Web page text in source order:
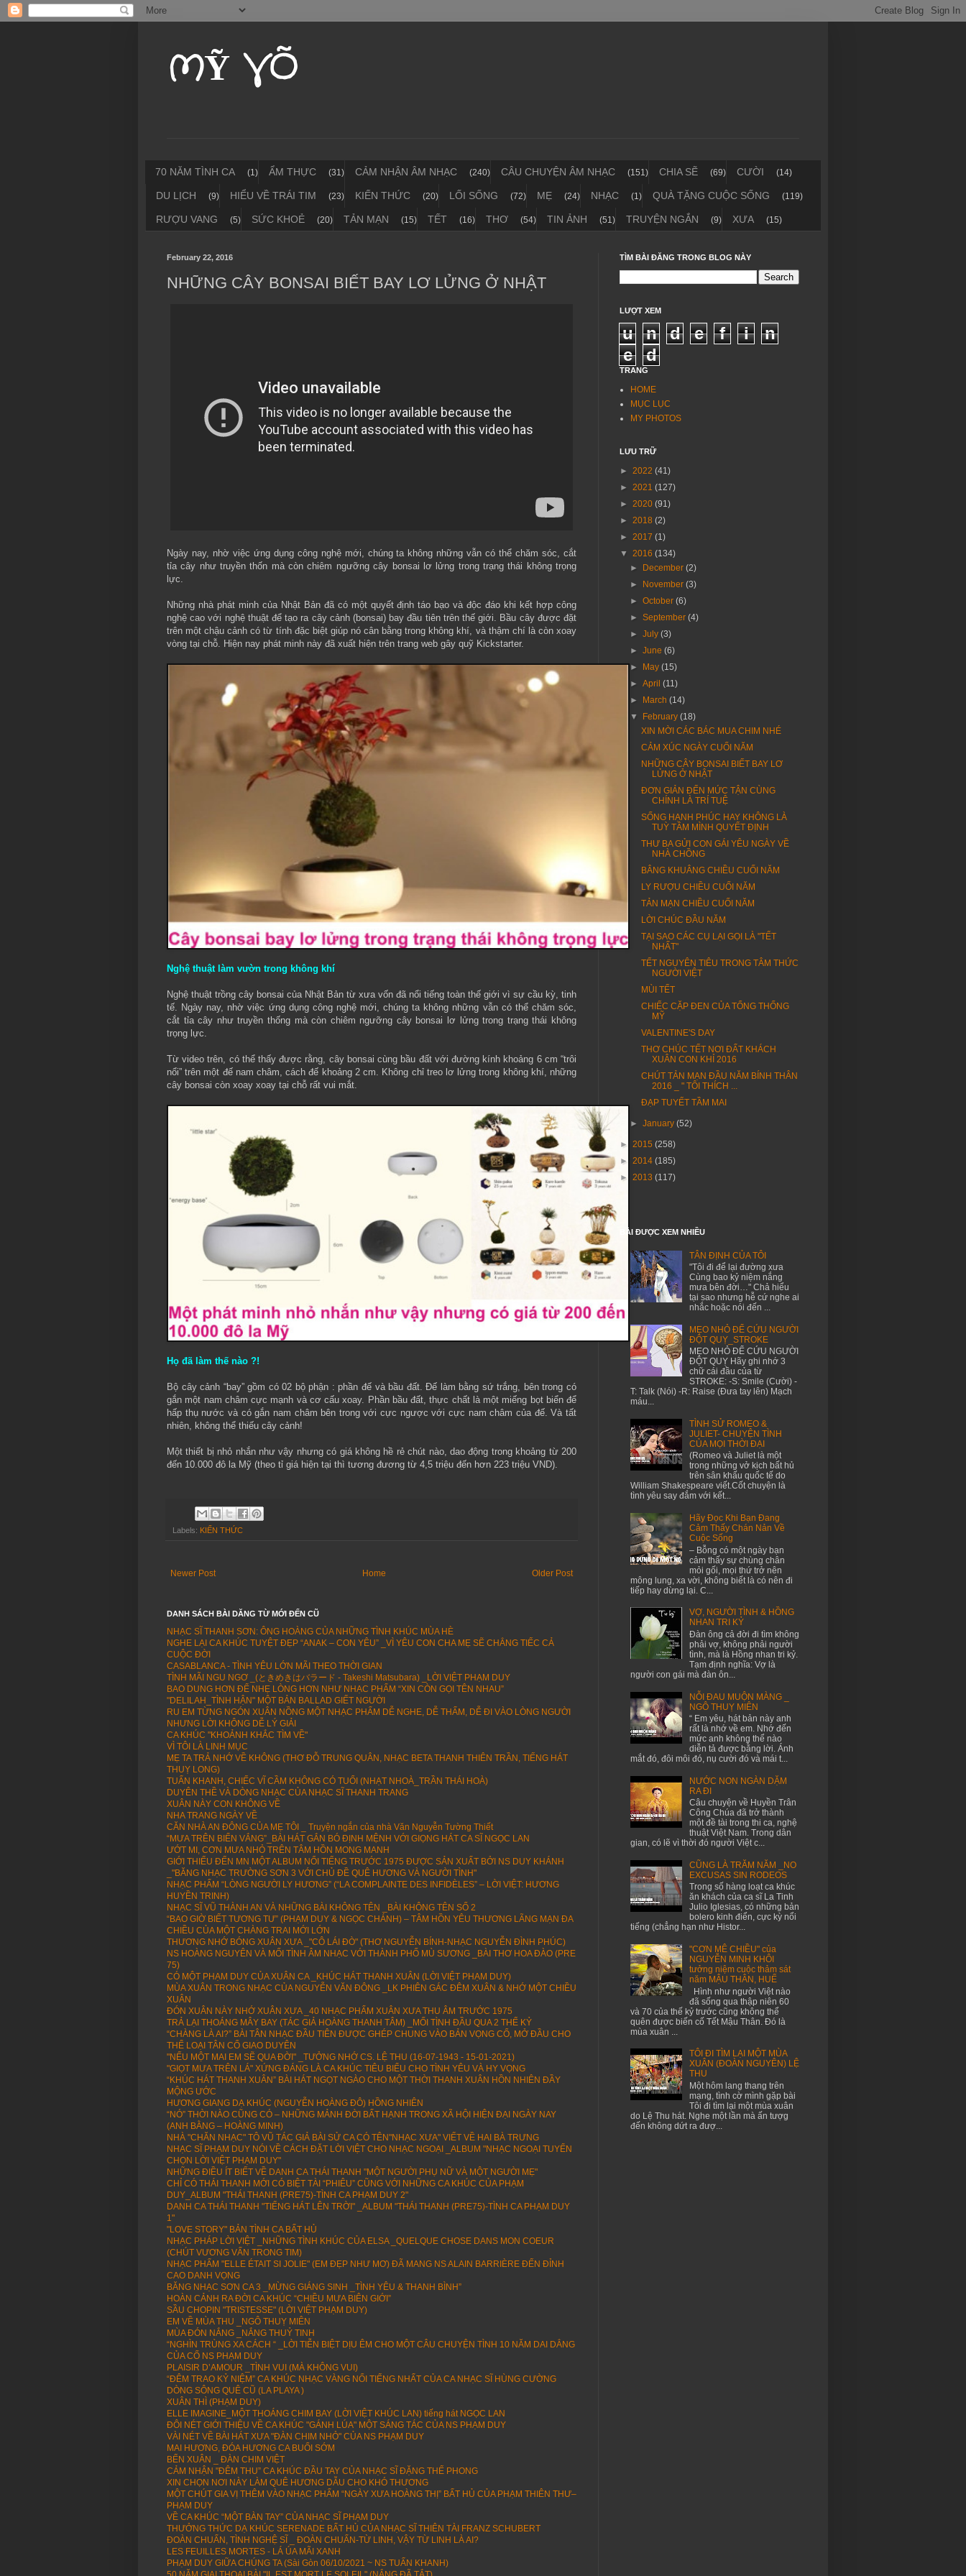
MỸ VÕ
70 NĂM TÌNH CA (1) ẨM THỰC (31) CẢM NHẬN ÂM NHẠC (240) CÂU CHUYỆN ÂM NHẠC (151) CHIA SẼ (69) CƯỜI (14)
DU LỊCH (9) HIỂU VỀ TRÁI TIM (23) KIẾN THỨC (20) LỐI SỐNG (72) MẸ (24) NHẠC (1) QUÀ TẶNG CUỘC SỐNG (119)
RƯỢU VANG (5) SỨC KHOẺ (20) TẢN MẠN (15) TẾT (16) THƠ (54) TIN ẢNH (51) TRUYỆN NGẮN (9) XƯA (15)
February 22, 2016
NHỮNG CÂY BONSAI BIẾT BAY LƠ LỬNG Ở NHẬT
Ngày nay, nhờ việc ứng dụng công nghệ mới, chúng ta không những vẫn có thể chăm sóc, cắt
tỉa cây như truyền thốn mà còn chiêm ngưỡng cây bonsai lơ lửng trong trạng thái không trọng
lực.
Những nhà phát minh của Nhật Bản đã có một quyết định táo bạo và độc đáo khi kết hợp công
nghệ cao với nghệ thuật để tạo ra cây cảnh (bonsai) bay đầu tiên trên thế giới. Bầu cây được đặt
trên một chậu cảnh có từ tính đặc biệt giúp nó cân bằng trong không khí, và thậm chí là còn xoay
vòng tại chỗ. Hiện nay phát minh này đã xuất hiện trên trang web gây quỹ Kickstarter.
Nghệ thuật làm vườn trong không khí
Nghệ thuật trồng cây bonsai của Nhật Bản từ xưa vốn đã nổi tiếng toàn thế giới vì sự cầu kỳ, tinh
tế. Ngày nay, nhờ việc ứng dụng công nghệ mới, chúng ta không những vẫn có thể chăm sóc,
cắt tỉa cây như truyền thống mà còn chiêm ngưỡng cây bonsai lơ lửng trong trạng thái không
trọng lực.
Từ video trên, có thể thấy được rằng, cây bonsai cùng bầu đất với đường kính khoảng 6 cm “trôi
nổi” trên một đế nam châm, cách đế khoảng 2 cm. Không chỉ treo lơ lửng trong không khí, những
cây bonsai còn xoay xoay tại chỗ rất vui mắt.
Họ đã làm thế nào ?!
Bộ cây cảnh “bay” gồm có 02 bộ phận : phần đế và bầu đất. Đế làm bằng sứ trắng, bên trong có
gắn một nam châm cực mạnh và cơ cấu xoay. Phần bầu đất, thực chất là một miếng bọt biển để
hấp thụ nước và có gắn nam châm bên trong với cực ngược với cực nam châm của đế. Và tất
nhiên, không thể thiếu cây cảnh!
Một thiết bị nhỏ nhắn như vậy nhưng có giá không hề rẻ chút nào, dao động trong khoảng từ 200
đến 10.000 đô la Mỹ (theo tỉ giá hiện tại thì tương đương từ 4,5 triệu đến hơn 223 triệu VND).
Labels: KIẾN THỨC
Newer Post Older Post
Home
DANH SÁCH BÀI DĂNG TỪ MỚI ĐẾN CŨ
NHẠC SĨ THANH SƠN: ÔNG HOÀNG CỦA NHỮNG TÌNH KHÚC MÙA HÈ
NGHE LẠI CA KHÚC TUYỆT ĐẸP “ANAK – CON YÊU” _VÌ YÊU CON CHA MẸ SẼ CHẲNG TIẾC CẢ
CUỘC ĐỜI
CASABLANCA - TÌNH YÊU LỚN MÃI THEO THỜI GIAN
TÌNH MÃI NGU NGƠ _(ときめきはバラード - Takeshi Matsubara) _LỜI VIỆT PHẠM DUY
BAO DUNG HƠN ĐỂ NHẸ LÒNG HƠN NHƯ NHẠC PHẨM “XIN CÒN GỌI TÊN NHAU”
"DELILAH_TÌNH HẬN" MỘT BẢN BALLAD GIẾT NGƯỜI
RU EM TỪNG NGÓN XUÂN NỒNG MỘT NHẠC PHẨM DỄ NGHE, DỄ THẤM, DỄ ĐI VÀO LÒNG NGƯỜI
NHƯNG LỜI KHÔNG DỄ LÝ GIẢI
CA KHÚC "KHOẢNH KHẮC TÌM VỀ"
VÌ TÔI LÀ LINH MỤC
MẸ TA TRẢ NHỚ VỀ KHÔNG (THƠ ĐỖ TRUNG QUÂN, NHẠC BETA THANH THIÊN TRẦN, TIẾNG HÁT
THUỴ LONG)
TUẤN KHANH, CHIẾC VĨ CẦM KHÔNG CÓ TUỔI (NHẠT NHOÀ_TRẦN THÁI HOÀ)
DUYÊN THỀ VÀ DÒNG NHẠC CỦA NHẠC SĨ THANH TRANG
XUÂN NÀY CON KHÔNG VỀ
NHA TRANG NGÀY VỀ
CĂN NHÀ AN ĐÔNG CỦA MẸ TÔI _ Truyện ngắn của nhà Văn Nguyễn Tường Thiết
“MƯA TRÊN BIỂN VẮNG”_BÀI HÁT GẮN BÓ ĐỊNH MỆNH VỚI GIỌNG HÁT CA SĨ NGỌC LAN
ƯỚT MI, CƠN MƯA NHỎ TRÊN TÂM HỒN MONG MANH
GIỚI THIẾU ĐẾN MN MỘT ALBUM NỔI TIẾNG TRƯỚC 1975 ĐƯỢC SẢN XUẤT BỞI NS DUY KHÁNH
_"BĂNG NHẠC TRƯỜNG SƠN 3 VỚI CHỦ ĐỀ QUÊ HƯƠNG VÀ NGƯỜI TÌNH"
NHẠC PHẨM “LÒNG NGƯỜI LY HƯƠNG” (“LA COMPLAINTE DES INFIDÈLES” – LỜI VIỆT: HƯƠNG
HUYỀN TRINH)
NHẠC SĨ VŨ THÀNH AN VÀ NHỮNG BÀI KHÔNG TÊN _BÀI KHÔNG TÊN SỐ 2
“BAO GIỜ BIẾT TƯƠNG TƯ” (PHẠM DUY & NGỌC CHÁNH) – TÂM HỒN YÊU THƯƠNG LÃNG MẠN ĐA
CHIỀU CỦA MỘT CHÀNG TRAI MỚI LỚN
THƯƠNG NHỚ BÓNG XUÂN XƯA _"CÔ LÁI ĐÒ" (THƠ NGUYỄN BÍNH-NHẠC NGUYỄN ĐÌNH PHÚC)
NS HOÀNG NGUYÊN VÀ MỐI TÌNH ÂM NHẠC VỚI THÀNH PHỐ MÙ SƯƠNG _BÀI THƠ HOA ĐÀO (PRE
75)
CÓ MỘT PHẠM DUY CỦA XUÂN CA _KHÚC HÁT THANH XUÂN (LỜI VIỆT PHẠM DUY)
MÙA XUÂN TRONG NHẠC CỦA NGUYỄN VĂN ĐÔNG _LK PHIÊN GÁC ĐÊM XUÂN & NHỚ MỘT CHIỀU
XUÂN
ĐÓN XUÂN NÀY NHỚ XUÂN XƯA _40 NHẠC PHẨM XUÂN XƯA THU ÂM TRƯỚC 1975
TRẢ LẠI THOÁNG MÂY BAY (TÁC GIẢ HOÀNG THANH TÂM) _MỐI TÌNH ĐẦU QUA 2 THẾ KỶ
“CHÀNG LÀ AI?” BÀI TÂN NHẠC ĐẦU TIÊN ĐƯỢC GHÉP CHUNG VÀO BẢN VỌNG CỔ, MỞ ĐẦU CHO
THỂ LOẠI TÂN CỔ GIAO DUYÊN
"NẾU MỘT MAI EM SẼ QUA ĐỜI" _TƯỞNG NHỚ CS. LỆ THU (16-07-1943 - 15-01-2021)
"GIỌT MƯA TRÊN LÁ" XỨNG ĐÁNG LÀ CA KHÚC TIÊU BIỂU CHO TÌNH YÊU VÀ HY VỌNG
“KHÚC HÁT THANH XUÂN” BÀI HÁT NGỌT NGÀO CHO MỘT THỜI THANH XUÂN HỒN NHIÊN ĐẦY
MỘNG ƯỚC
HƯƠNG GIANG DẠ KHÚC (NGUYỄN HOÀNG ĐÔ) HỒNG NHIÊN
“NÓ” THỜI NÀO CŨNG CÓ – NHỮNG MẢNH ĐỜI BẤT HẠNH TRONG XÃ HỘI HIỆN ĐẠI NGÀY NAY
(ANH BẰNG – HOÀNG MINH)
NHÀ "CHĂN NHẠC" TÔ VŨ TÁC GIẢ BÀI SỬ CA CÓ TÊN"NHẠC XƯA" VIẾT VỀ HAI BÀ TRƯNG
NHẠC SĨ PHẠM DUY NÓI VỀ CÁCH ĐẶT LỜI VIỆT CHO NHẠC NGOẠI _ALBUM "NHẠC NGOẠI TUYỂN
CHỌN LỜI VIỆT PHẠM DUY"
NHỮNG ĐIỀU ÍT BIẾT VỀ DANH CA THÁI THANH "MỘT NGƯỜI PHỤ NỮ VÀ MỘT NGƯỜI MẸ"
CHỈ CÓ THÁI THANH MỚI CÓ BIỆT TÀI “PHIÊU” CŨNG VỚI NHỮNG CA KHÚC CỦA PHẠM
DUY_ALBUM "THÁI THANH (PRE75)-TÌNH CA PHẠM DUY 2"
DANH CA THÁI THANH "TIẾNG HÁT LÊN TRỜI" _ALBUM "THÁI THANH (PRE75)-TÌNH CA PHẠM DUY
1"
"LOVE STORY" BẢN TÌNH CA BẤT HỦ
NHẠC PHÁP LỜI VIỆT _NHỮNG TÌNH KHÚC CỦA ELSA _QUELQUE CHOSE DANS MON COEUR
(CHÚT VƯƠNG VẤN TRONG TIM)
NHẠC PHẨM "ELLE ÉTAIT SI JOLIE" (EM ĐẸP NHƯ MƠ) ĐÃ MANG NS ALAIN BARRIÈRE ĐẾN ĐỈNH
CAO DANH VỌNG
BĂNG NHẠC SƠN CA 3 _MỪNG GIÁNG SINH _TÌNH YÊU & THANH BÌNH”
HOÀN CẢNH RA ĐỜI CA KHÚC “CHIỀU MƯA BIÊN GIỚI”
SẦU CHOPIN "TRISTESSE" (LỜI VIỆT PHẠM DUY)
EM VỀ MÙA THU _NGÔ THUỴ MIÊN
MÙA ĐÓN NẮNG _NẮNG THUỶ TINH
“NGHÌN TRÙNG XA CÁCH “ _LỜI TIỄN BIỆT DỊU ÊM CHO MỘT CÂU CHUYỆN TÌNH 10 NĂM DAI DẲNG
CỦA CỐ NS PHẠM DUY
PLAISIR D’AMOUR _TÌNH VUI (MÀ KHÔNG VUI)
“ĐÊM TRAO KỶ NIỆM” CA KHÚC NHẠC VÀNG NỔI TIẾNG NHẤT CỦA CA NHẠC SĨ HÙNG CƯỜNG
DÒNG SÔNG QUÊ CŨ (LA PLAYA )
XUÂN THÌ (PHẠM DUY)
ELLE IMAGINE_MỘT THOÁNG CHIM BAY (LỜI VIỆT KHÚC LAN) tiếng hát NGỌC LAN
ĐÔI NÉT GIỚI THIỆU VỀ CA KHÚC "GÁNH LÚA" MỘT SÁNG TÁC CỦA NS PHẠM DUY
VÀI NÉT VỀ BÀI HÁT XƯA "ĐÀN CHIM NHỎ" CỦA NS PHẠM DUY
MAI HƯƠNG, ĐÓA HƯƠNG CA BUỔI SỚM
BẾN XUÂN _ ĐÀN CHIM VIỆT
CẢM NHẬN "ĐÊM THU” CA KHÚC ĐẦU TAY CỦA NHẠC SĨ ĐẶNG THẾ PHONG
XIN CHỌN NƠI NÀY LÀM QUÊ HƯƠNG DẪU CHO KHÓ THƯƠNG
MỘT CHÚT GIA VỊ THÊM VÀO NHẠC PHẨM “NGÀY XƯA HOÀNG THỊ” BẤT HỦ CỦA PHẠM THIÊN THƯ–
PHẠM DUY
VỀ CA KHÚC “MỘT BÀN TAY” CỦA NHẠC SĨ PHẠM DUY
THƯỞNG THỨC DẠ KHÚC SERENADE BẤT HỦ CỦA NHẠC SĨ THIÊN TÀI FRANZ SCHUBERT
ĐOÀN CHUẨN, TÌNH NGHỆ SĨ _ ĐOÀN CHUẨN-TỪ LINH, VẬY TỪ LINH LÀ AI?
LES FEUILLES MORTES - LÁ ÚA MÃI XANH
PHẠM DUY GIỮA CHÚNG TA (Sài Gòn 06/10/2021 ~ NS TUẤN KHANH)
TÌM BÀI ĐĂNG TRONG BLOG NÀY
LƯỢT XEM
u n d e f i
n
e
d
TRANG
HOME
MỤC LỤC
MY PHOTOS
LƯU TRỮ
► 2022 (41)
► 2021 (127)
► 2020 (91)
► 2018 (2)
► 2017 (1)
▼ 2016 (134)
►
December(2)
►
November(3)
►October(6)
►September(4)
►July(3)
►June(6)
►
May(15)
►April(11)
►
March(14)
▼
February(18)
XIN MỜI CÁC BÁC MUA CHIM NHÉ
CẢM XÚC NGÀY CUỐI NĂM
NHỮNG CÂY BONSAI BIẾT BAY LƠ
LỬNG Ở NHẬT
ĐƠN GIẢN ĐẾN MỨC TẬN CÙNG
CHÍNH LÀ TRÍ TUỆ
SỐNG HẠNH PHÚC HAY KHÔNG LÀ
TUỲ TÂM MÌNH QUYẾT ĐỊNH
THƯ BA GỬI CON GÁI YÊU NGÀY VỀ
NHÀ CHỒNG
BÂNG KHUÂNG CHIỀU CUỐI NĂM
LY RƯỢU CHIỀU CUỐI NĂM
TẢN MẠN CHIỀU CUỐI NĂM
LỜI CHÚC ĐẦU NĂM
TẠI SAO CÁC CỤ LẠI GỌI LÀ "TẾT
NHẤT"
TẾT NGUYÊN TIÊU TRONG TÂM THỨC
NGƯỜI VIỆT
MÙI TẾT
CHIẾC CẶP ĐEN CỦA TỔNG THỐNG
MỸ
VALENTINE'S DAY
THƠ CHÚC TẾT NƠI ĐẤT KHÁCH
XUÂN CON KHỈ 2016
CHÚT TẢN MẠN ĐẦU NĂM BÍNH THÂN
2016 _ " TÔI THÍCH ...
ĐẠP TUYẾT TẦM MAI
►January(52)
► 2015 (258)
► 2014 (185)
► 2013 (117)
BÀI ĐƯỢC XEM NHIỀU
TÂN ĐỊNH CỦA TÔI
"Tôi đi để lại đường xưa
Cùng bao kỷ niệm nắng
mưa bên đời…" Chả hiểu
tại sao nhưng hễ cứ nghe ai
nhắc hoặc nói đến ...
MẸO NHỎ ĐỂ CỨU NGƯỜI
ĐỘT QUỴ_STROKE
MẸO NHỎ ĐỂ CỨU NGƯỜI
ĐỘT QUỴ Hãy ghi nhớ 3
chữ cái đầu của từ
STROKE: -S: Smile (Cười) -
T: Talk (Nói) -R: Raise (Đưa tay lên) Mạch
máu...
TÌNH SỬ ROMEO &
JULIET- CHUYỆN TÌNH
CỦA MỌI THỜI ĐẠI
(Romeo và Juliet là một
trong những vở kịch bất hủ
trên sân khấu quốc tế do
William Shakespeare viết.Cốt chuyện là
tình yêu say đắm với kết...
Hãy Đọc Khi Bạn Đang
Cảm Thấy Chán Nản Về
Cuộc Sống
– Bỗng có một ngày bạn
cảm thấy sự chùng chân
mỏi gối, mọi thứ trở nên
mông lung, xa vời, không biết là có nên đi
tiếp hay dừng lại. C...
VỢ, NGƯỜI TÌNH & HỒNG
NHAN TRI KỶ
Đàn ông cả đời đi tìm không
phải vợ, không phải người
tình, mà là Hồng nhan tri kỷ.
Tạm định nghĩa: Vợ là
người con gái mà đàn ôn...
NỖI ĐAU MUỘN MÀNG _
NGÔ THUỴ MIÊN
“ Em yêu, hát bản này anh
rất là nhớ về em. Nhớ đến
mức anh không thể nào
diễn tả được bằng lời. Ánh
mắt đó, đôi môi đó, nụ cười đó và mái t...
NƯỚC NON NGÀN DẶM
RA ĐI
Câu chuyện về Huyền Trân
Công Chúa đã trở thành
một đề tài trong thi ca, nghệ
thuật Việt Nam. Trong dân
gian, có lẽ vì thời đó người Việt c...
CŨNG LÀ TRĂM NĂM _NO
EXCUSAS SIN RODEOS
Trong số hàng loạt ca khúc
ăn khách của ca sĩ La Tinh
Julio Iglesias, có những bản
bolero kinh điển, cực kỳ nổi
tiếng (chẳng hạn như Histor...
"CƠN MÊ CHIỀU" của
NGUYỄN MINH KHÔI
tưởng niệm cuộc thảm sát
năm MẬU THÂN, HUẾ
Hình như người Việt nào
đã sống qua thập niên 60
và 70 của thế kỷ trước cũng không thể
quên được biến cố Tết Mậu Thân. Đó là
mùa xuân ...
TÔI ĐI TÌM LẠI MỘT MÙA
XUÂN (ĐOÀN NGUYÊN) LỆ
THU
Một hôm lang thang trên
mạng, tình cờ mình gặp bài
Tôi đi tìm lại một mùa xuân
do Lệ Thu hát. Nghe một lần mà ấn tượg
đến không dứt ra đượ...